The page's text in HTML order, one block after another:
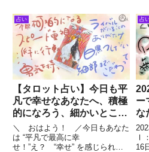
占い
【タロット占い】今日も平
凡で幸せなあなたへ、積極
的になろう、細かいところ
まで（2023年10月18日）
＼ おはよう！ ／今日もあなた
は “平凡で最高に幸
せ！”え？ “幸せ” を感じられな
占
ー
な
こ
Ⅰ
16